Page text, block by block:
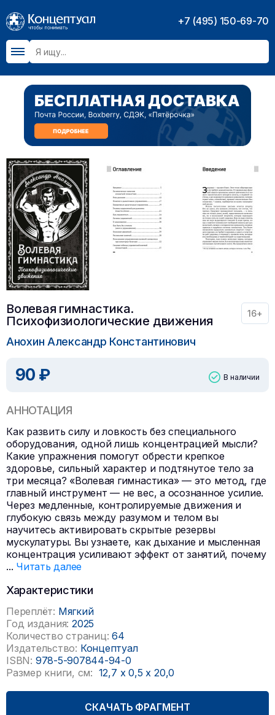
+7 (495) 150-69-70
Волевая гимнастика.
Психофизиологические движения
16+
Анохин Александр Константинович
90 ₽ В наличии
АННОТАЦИЯ
Как развить силу и ловкость без специального
оборудования, одной лишь концентрацией мысли?
Какие упражнения помогут обрести крепкое
здоровье, сильный характер и подтянутое тело за
три месяца? «Волевая гимнастика» — это метод, где
главный инструмент — не вес, а осознанное усилие.
Через медленные, контролируемые движения и
глубокую связь между разумом и телом вы
научитесь активировать скрытые резервы
мускулатуры. Вы узнаете, как дыхание и мысленная
концентрация усиливают эффект от занятий, почему
... Читать далее
Характеристики
Переплёт: Мягкий
Год издания: 2025
Количество страниц: 64
Издательство: Концептуал
ISBN: 978-5-907844-94-0
Размер книги, см: 12,7 x 0,5 x 20,0
СКАЧАТЬ ФРАГМЕНТ